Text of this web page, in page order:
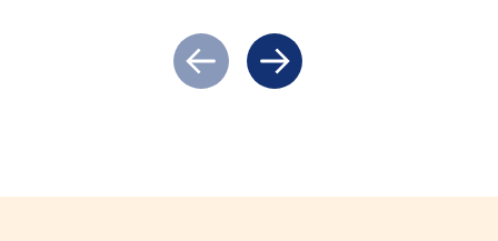
Actualité précédente
Actualité suivante